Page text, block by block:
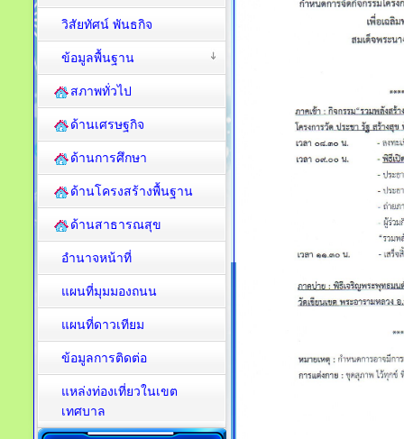
วิสัยทัศน์ พันธกิจ
ข้อมูลพื้นฐาน
สภาพทั่วไป
ด้านเศรษฐกิจ
ด้านการศึกษา
ด้านโครงสร้างพื้นฐาน
ด้านสาธารณสุข
อำนาจหน้าที่
แผนที่มุมมองถนน
แผนที่ดาวเทียม
ข้อมูลการติดต่อ
แหล่งท่องเที่ยวในเขต
เทศบาล